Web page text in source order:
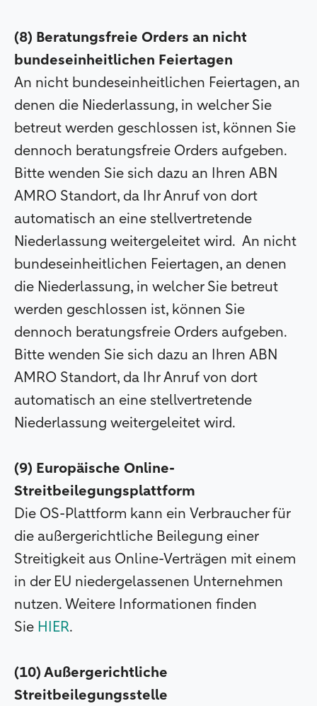
(8) Beratungsfreie Orders an nicht
bundeseinheitlichen Feiertagen
An nicht bundeseinheitlichen Feiertagen, an
denen die Niederlassung, in welcher Sie
betreut werden geschlossen ist, können Sie
dennoch beratungsfreie Orders aufgeben.
Bitte wenden Sie sich dazu an Ihren ABN
AMRO Standort, da Ihr Anruf von dort
automatisch an eine stellvertretende
Niederlassung weitergeleitet wird. An nicht
bundeseinheitlichen Feiertagen, an denen
die Niederlassung, in welcher Sie betreut
werden geschlossen ist, können Sie
dennoch beratungsfreie Orders aufgeben.
Bitte wenden Sie sich dazu an Ihren ABN
AMRO Standort, da Ihr Anruf von dort
automatisch an eine stellvertretende
Niederlassung weitergeleitet wird.
(9) Europäische Online-
Streitbeilegungsplattform
Die OS-Plattform kann ein Verbraucher für
die außergerichtliche Beilegung einer
Streitigkeit aus Online-Verträgen mit einem
in der EU niedergelassenen Unternehmen
nutzen. Weitere Informationen finden
Sie HIER.
(10) Außergerichtliche
Streitbeilegungsstelle